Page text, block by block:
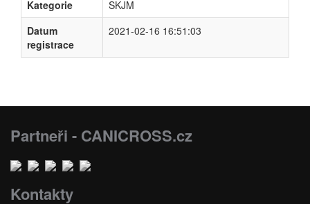
Kategorie
SKJM
Datum
registrace
2021-02-16 16:51:03
Partneři - CANICROSS.cz
Kontakty